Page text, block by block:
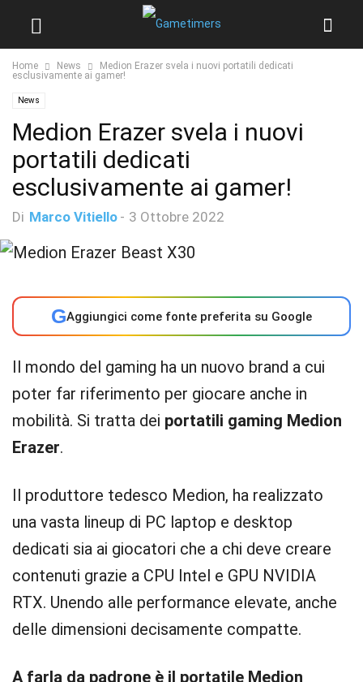
Home News
Medion Erazer svela i nuovi portatili dedicati
esclusivamente ai gamer!
News
Medion Erazer svela i nuovi
portatili dedicati
esclusivamente ai gamer!
Di Marco Vitiello - 3 Ottobre 2022
GAggiungici come fonte preferita su Google
Il mondo del gaming ha un nuovo brand a cui
poter far riferimento per giocare anche in
mobilità. Si tratta dei portatili gaming Medion
Erazer.
Il produttore tedesco Medion, ha realizzato
una vasta lineup di PC laptop e desktop
dedicati sia ai giocatori che a chi deve creare
contenuti grazie a CPU Intel e GPU NVIDIA
RTX. Unendo alle performance elevate, anche
delle dimensioni decisamente compatte.
A farla da padrone è il portatile Medion